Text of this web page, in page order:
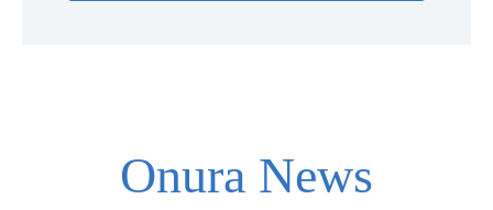
Onura News